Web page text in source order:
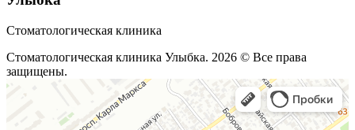
Стоматологическая клиника
Стоматологическая клиника Улыбка. 2026 © Все права
защищены.